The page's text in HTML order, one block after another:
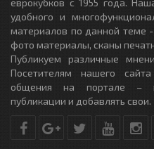
еврокубков с 1955 года.
удобного и
материалов по данной теме
фото материалы, сканы
Публикуем различные
Посетителям нашего
общения на портале –
публикации и добавлять свои.